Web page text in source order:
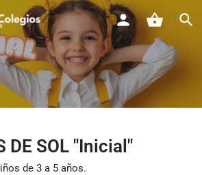
DE SOL "Inicial"
de 3 a 5 años.